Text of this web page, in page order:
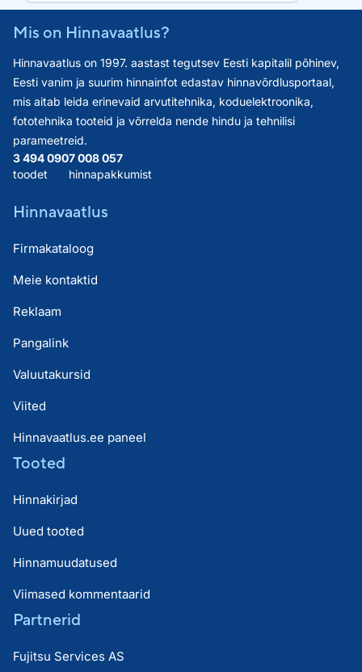
Mis on Hinnavaatlus?
Hinnavaatlus on 1997. aastast tegutsev Eesti kapitalil põhinev,
Eesti vanim ja suurim hinnainfot edastav hinnavõrdlusportaal,
mis aitab leida erinevaid arvutitehnika, koduelektroonika,
fototehnika tooteid ja võrrelda nende hindu ja tehnilisi
parameetreid.
3 494 090
toodet
7 008 057
hinnapakkumist
Hinnavaatlus
Firmakataloog
Meie kontaktid
Reklaam
Pangalink
Valuutakursid
Viited
Hinnavaatlus.ee paneel
Tooted
Hinnakirjad
Uued tooted
Hinnamuudatused
Viimased kommentaarid
Partnerid
Fujitsu Services AS